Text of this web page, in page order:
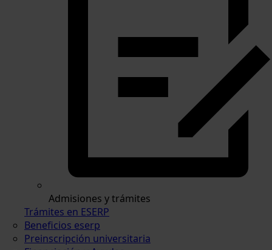
Admisiones y trámites
Trámites en ESERP
Beneficios eserp
Preinscripción universitaria